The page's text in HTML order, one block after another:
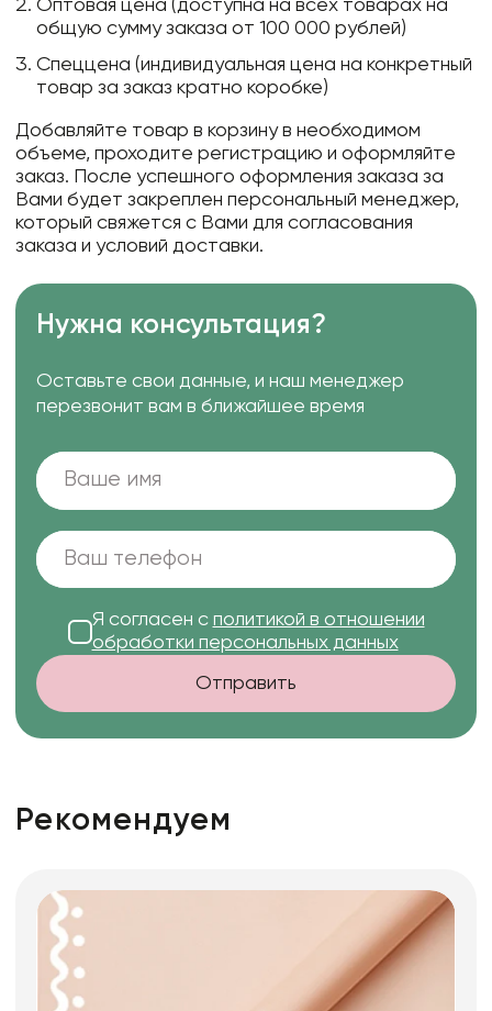
Оптовая цена (доступна на всех товарах на
общую сумму заказа от 100 000 рублей)
Спеццена (индивидуальная цена на конкретный
товар за заказ кратно коробке)
Добавляйте товар в корзину в необходимом
объеме, проходите регистрацию и оформляйте
заказ. После успешного оформления заказа за
Вами будет закреплен персональный менеджер,
который свяжется с Вами для согласования
заказа и условий доставки.
Нужна консультация?
Оставьте свои данные, и наш менеджер
перезвонит вам в ближайшее время
Я согласен с политикой в отношении
обработки персональных данных
Отправить
Рекомендуем